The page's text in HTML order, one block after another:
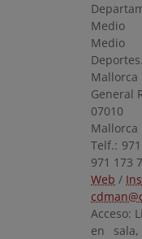
Medio
Mallorca
General
Mallorca
Telf.:
971 173
Web /
Acceso:
en